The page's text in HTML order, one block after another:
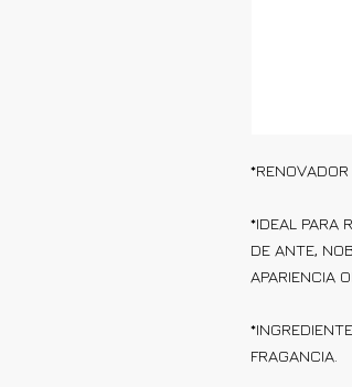
*RENOVADOR
*IDEAL PARA
DE ANTE,
APARIENCIA
FRAGANCIA.